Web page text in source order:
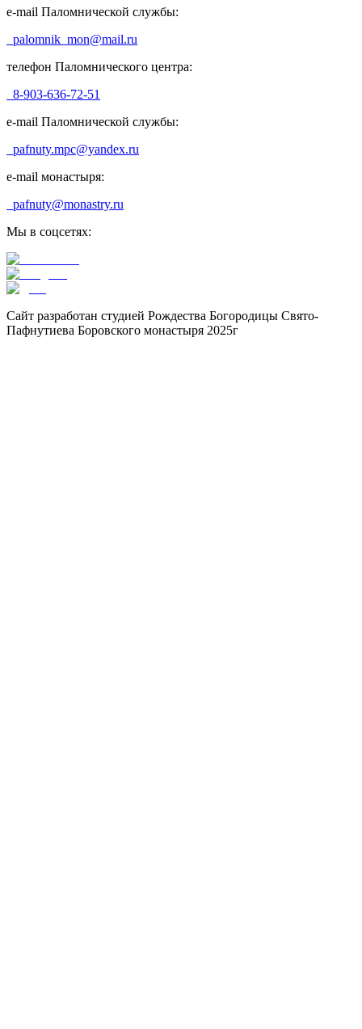
e-mail Паломнической службы:
palomnik_mon@mail.ru
телефон Паломнического центра:
8-903-636-72-51
e-mail Паломнической службы:
pafnuty.mpc@yandex.ru
e-mail монастыря:
pafnuty@monastry.ru
Мы в соцсетях:
Сайт разработан студией Рождества Богородицы Свято-
Пафнутиева Боровского монастыря 2025г